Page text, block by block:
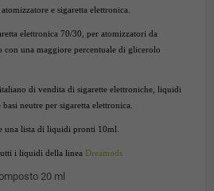
e sigaretta elettronica.
elettronica 70/30, per atomizzatori da
con una maggiore percentuale di glicerolo
di vendita di sigarette elettroniche, liquidi
neutre per sigaretta elettronica.
una lista di liquidi pronti 10ml.
i liquidi della linea Dreamods
20 ml